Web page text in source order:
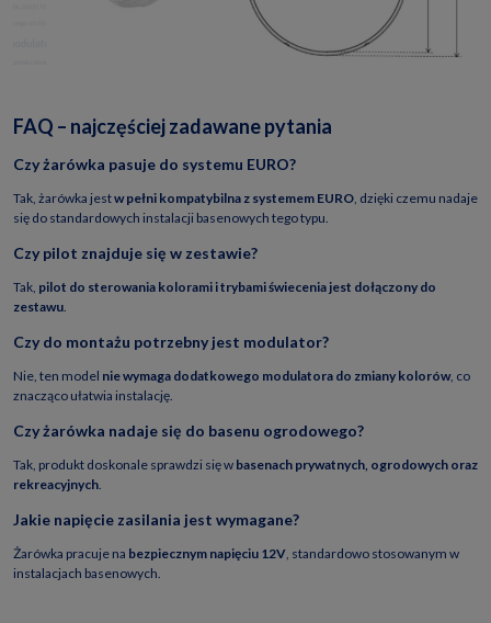
FAQ – najczęściej zadawane pytania
Czy żarówka pasuje do systemu EURO?
Tak, żarówka jestw pełni kompatybilna z systemem EURO, dzięki czemu nadaje
się do standardowych instalacji basenowych tego typu.
Czy pilot znajduje się w zestawie?
Tak, pilot do sterowania kolorami i trybami świecenia jest dołączony do
zestawu.
Czy do montażu potrzebny jest modulator?
Nie, ten model nie wymaga dodatkowego modulatora do zmiany kolorów, co
znacząco ułatwia instalację.
Czy żarówka nadaje się do basenu ogrodowego?
Tak, produkt doskonale sprawdzi się w basenach prywatnych, ogrodowych oraz
rekreacyjnych.
Jakie napięcie zasilania jest wymagane?
Żarówka pracuje na bezpiecznym napięciu 12V, standardowo stosowanym w
instalacjach basenowych.